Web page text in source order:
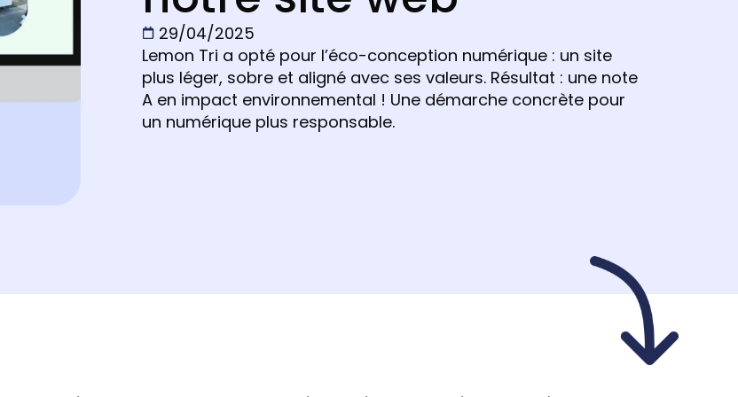
29/04/2025
Lemon Tri a opté pour l’éco-conception numérique : un site
plus léger, sobre et aligné avec ses valeurs. Résultat : une note
A en impact environnemental ! Une démarche concrète pour
un numérique plus responsable.